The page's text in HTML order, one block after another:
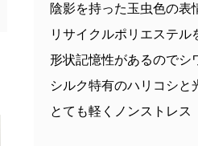
陰影を持った玉虫色の表
リサイクルポリエステ
形状記憶性があるのでシ
シルク特有のハリコシと
とても軽くノンストレス